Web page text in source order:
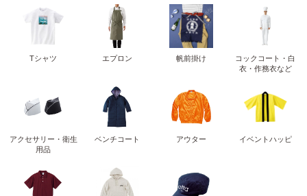
Tシャツ エプロン 帆前掛け
コックコート・白
衣・作務衣など
アクセサリー・衛生
用品
ベンチコート アウター イベントハッピ